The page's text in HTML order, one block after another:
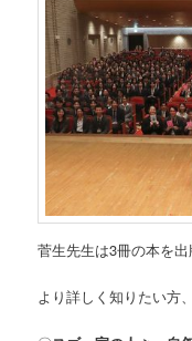
菅生先生は3冊の本を出
より詳しく知りたい方